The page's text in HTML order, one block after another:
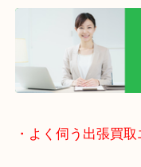
終活・遺品整理・
物を整理するケー
整理したいけど